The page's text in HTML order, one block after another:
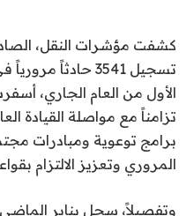
كشفت مؤشرات النقل،
تسجيل 3541 حادثاً
تزامناً مع مواصلة القيادة
برامج توعوية ومبادرات
المروري وتعزيز الالتزام